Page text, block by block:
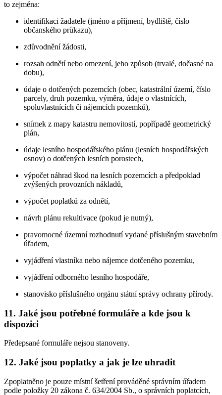
to zejména:
identifikaci žadatele (jméno a příjmení, bydliště, číslo
občanského průkazu),
zdůvodnění žádosti,
rozsah odnětí nebo omezení, jeho způsob (trvalé, dočasné na
dobu),
údaje o dotčených pozemcích (obec, katastrální území, číslo
parcely, druh pozemku, výměra, údaje o vlastnících,
spoluvlastnících či nájemcích pozemků),
snímek z mapy katastru nemovitostí, popřípadě geometrický
plán,
údaje lesního hospodářského plánu (lesních hospodářských
osnov) o dotčených lesních porostech,
výpočet náhrad škod na lesních pozemcích a předpoklad
zvýšených provozních nákladů,
výpočet poplatků za odnětí,
návrh plánu rekultivace (pokud je nutný),
pravomocné územní rozhodnutí vydané příslušným stavebním
úřadem,
vyjádření vlastníka nebo nájemce dotčeného pozemku,
vyjádření odborného lesního hospodáře,
stanovisko příslušného orgánu státní správy ochrany přírody.
11. Jaké jsou potřebné formuláře a kde jsou k
dispozici
Předepsané formuláře nejsou stanoveny.
12. Jaké jsou poplatky a jak je lze uhradit
Zpoplatněno je pouze místní šetření prováděné správním úřadem
podle položky 20 zákona č. 634/2004 Sb., o správních poplatcích,